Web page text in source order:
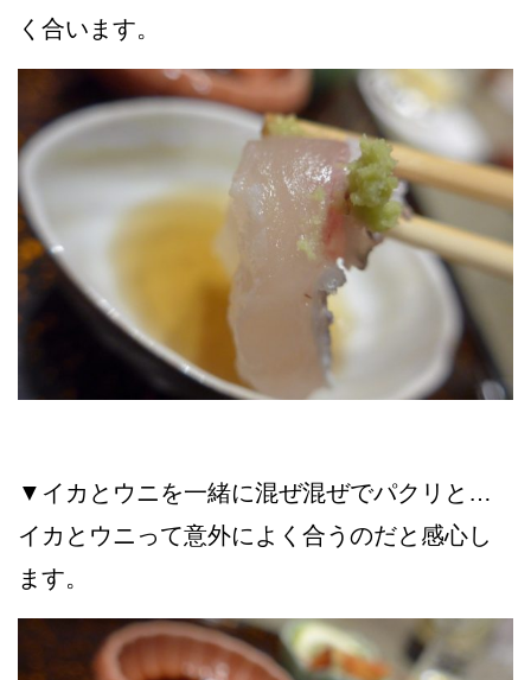
く合います。
▼イカとウニを一緒に混ぜ混ぜでパクリと…
イカとウニって意外によく合うのだと感心し
ます。